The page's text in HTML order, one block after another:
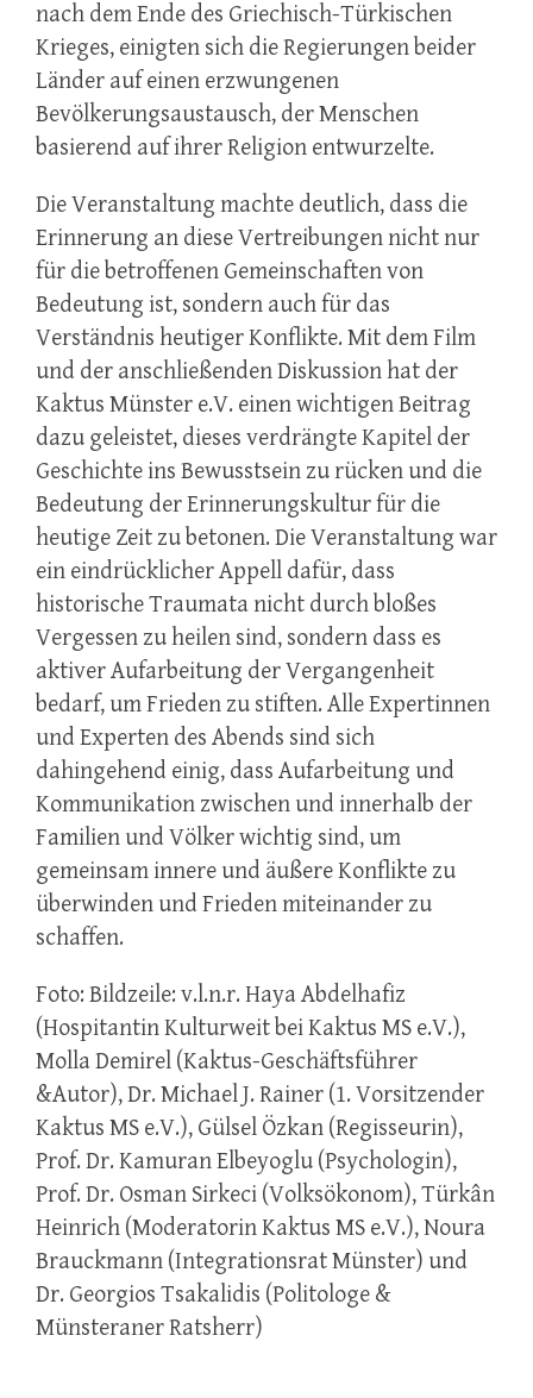
nach dem Ende des Griechisch-Türkischen
Krieges, einigten sich die Regierungen beider
Länder auf einen erzwungenen
Bevölkerungsaustausch, der Menschen
basierend auf ihrer Religion entwurzelte.
Die Veranstaltung machte deutlich, dass die
Erinnerung an diese Vertreibungen nicht nur
für die betroffenen Gemeinschaften von
Bedeutung ist, sondern auch für das
Verständnis heutiger Konflikte. Mit dem Film
und der anschließenden Diskussion hat der
Kaktus Münster e.V. einen wichtigen Beitrag
dazu geleistet, dieses verdrängte Kapitel der
Geschichte ins Bewusstsein zu rücken und die
Bedeutung der Erinnerungskultur für die
heutige Zeit zu betonen. Die Veranstaltung war
ein eindrücklicher Appell dafür, dass
historische Traumata nicht durch bloßes
Vergessen zu heilen sind, sondern dass es
aktiver Aufarbeitung der Vergangenheit
bedarf, um Frieden zu stiften. Alle Expertinnen
und Experten des Abends sind sich
dahingehend einig, dass Aufarbeitung und
Kommunikation zwischen und innerhalb der
Familien und Völker wichtig sind, um
gemeinsam innere und äußere Konflikte zu
überwinden und Frieden miteinander zu
schaffen.
Foto: Bildzeile: v.l.n.r. Haya Abdelhafiz
(Hospitantin Kulturweit bei Kaktus MS e.V.),
Molla Demirel (Kaktus-Geschäftsführer
&Autor), Dr. Michael J. Rainer (1. Vorsitzender
Kaktus MS e.V.), Gülsel Özkan (Regisseurin),
Prof. Dr. Kamuran Elbeyoglu (Psychologin),
Prof. Dr. Osman Sirkeci (Volksökonom), Türkân
Heinrich (Moderatorin Kaktus MS e.V.), Noura
Brauckmann (Integrationsrat Münster) und
Dr. Georgios Tsakalidis (Politologe &
Münsteraner Ratsherr)